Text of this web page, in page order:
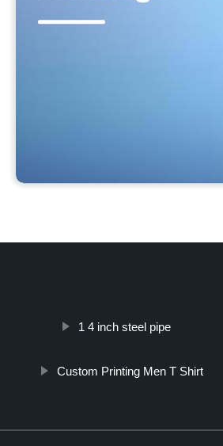
1 4 inch steel pipe
Custom Printing Men T Shirt